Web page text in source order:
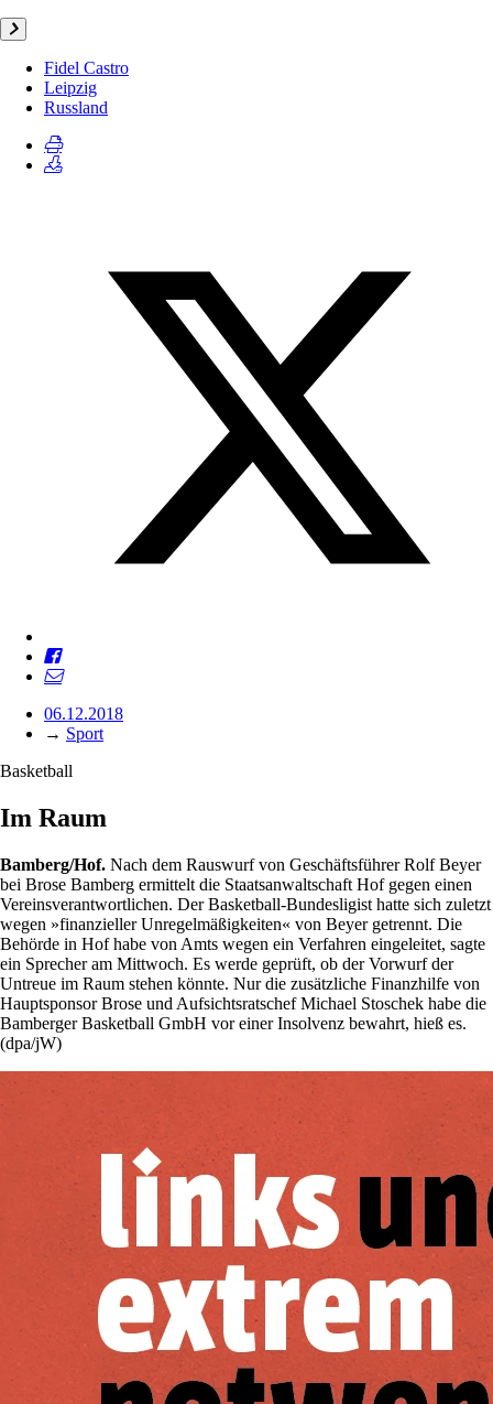
Fidel Castro
Leipzig
Russland
06.12.2018
→ Sport
Basketball
Im Raum
Bamberg/Hof. Nach dem Rauswurf von Geschäftsführer Rolf Beyer
bei Brose Bamberg ermittelt die Staatsanwaltschaft Hof gegen einen
Vereinsverantwortlichen. Der Basketball-Bundesligist hatte sich zuletzt
wegen »finanzieller Unregelmäßigkeiten« von Beyer getrennt. Die
Behörde in Hof habe von Amts wegen ein Verfahren eingeleitet, sagte
ein Sprecher am Mittwoch. Es werde geprüft, ob der Vorwurf der
Untreue im Raum stehen könnte. Nur die zusätzliche Finanzhilfe von
Hauptsponsor Brose und Aufsichtsratschef Michael Stoschek habe die
Bamberger Basketball GmbH vor einer Insolvenz bewahrt, hieß es.
(dpa/jW)